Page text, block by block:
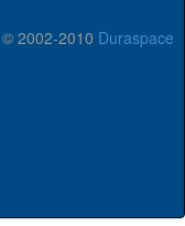
2002-2010 Duraspace